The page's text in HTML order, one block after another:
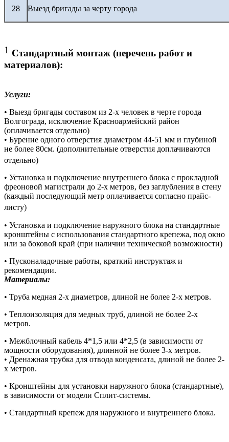
28 Выезд бригады за черту города
1 Стандартный монтаж (перечень работ и
материалов):
Услуги:
• Выезд бригады составом из 2-х человек в черте города
Волгограда, исключение Красноармейский район
(оплачивается отдельно)
• Бурение одного отверстия диаметром 44-51 мм и глубиной
не более 80см. (дополнительные отверстия доплачиваются
отдельно)
• Установка и подключение внутреннего блока с прокладной
фреоновой магистрали до 2-х метров, без заглубления в стену
(каждый последующий метр оплачивается согласно прайс-
листу)
• Установка и подключение наружного блока на стандартные
кронштейны с использования стандартного крепежа, под окно
или за боковой край (при наличии технической возможности)
• Пусконаладочные работы, краткий инструктаж и
рекомендации.
Материалы:
• Труба медная 2-х диаметров, длиной не более 2-х метров.
• Теплоизоляция для медных труб, длиной не более 2-х
метров.
• Межблочный кабель 4*1,5 или 4*2,5 (в зависимости от
мощности оборудования), длинной не более 3-х метров.
• Дренажная трубка для отвода конденсата, длиной не более 2-
х метров.
• Кронштейны для установки наружного блока (стандартные),
в зависимости от модели Сплит-системы.
• Стандартный крепеж для наружного и внутреннего блока.